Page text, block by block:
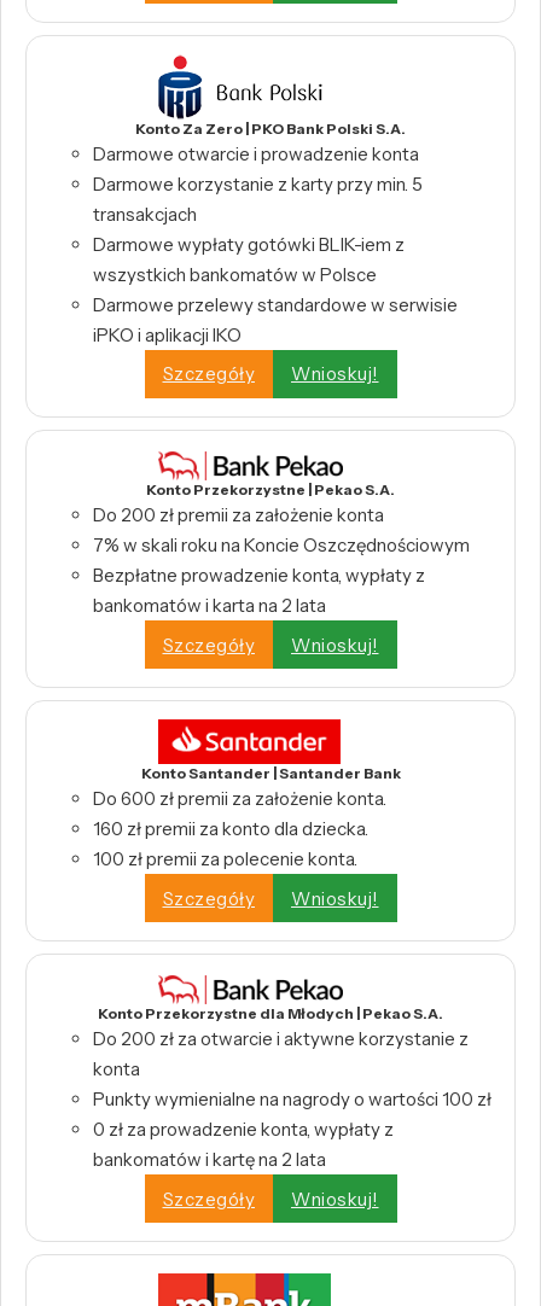
Konto Za Zero | PKO Bank Polski S.A.
Darmowe otwarcie i prowadzenie konta
Darmowe korzystanie z karty przy min. 5
transakcjach
Darmowe wypłaty gotówki BLIK-iem z
wszystkich bankomatów w Polsce
Darmowe przelewy standardowe w serwisie
iPKO i aplikacji IKO
Szczegóły
Wnioskuj!
Konto Przekorzystne | Pekao S.A.
Do 200 zł premii za założenie konta
7% w skali roku na Koncie Oszczędnościowym
Bezpłatne prowadzenie konta, wypłaty z
bankomatów i karta na 2 lata
Szczegóły
Wnioskuj!
Konto Santander | Santander Bank
Do 600 zł premii za założenie konta.
160 zł premii za konto dla dziecka.
100 zł premii za polecenie konta.
Szczegóły
Wnioskuj!
Konto Przekorzystne dla Młodych | Pekao S.A.
Do 200 zł za otwarcie i aktywne korzystanie z
konta
Punkty wymienialne na nagrody o wartości 100 zł
0 zł za prowadzenie konta, wypłaty z
bankomatów i kartę na 2 lata
Szczegóły
Wnioskuj!